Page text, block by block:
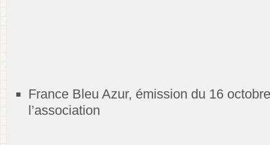
France Bleu Azur, émission du 16
l’association